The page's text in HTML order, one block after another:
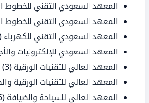
المعهد السعودي التقني للخطوط
المعهد السعودي التقني للخطوط
المعهد السعودي التقني للكهرباء (1)
المعهد السعودي للإلكترونيات
المعهد العالي للتقنيات الورقية (3)
المعهد العالي للتقنيات الورقية
المعهد العالي للسياحة والضيافة (6)